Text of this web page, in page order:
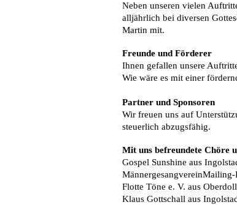
Neben unseren vielen
alljährlich bei diversen
Martin mit.
Freunde und Förderer
Ihnen gefallen unsere
Wie wäre es mit einer
Partner und Sponsoren
Wir freuen uns auf
steuerlich abzugsfähig.
Mit uns befreundete Chöre
Gospel Sunshine aus
Flotte Töne e. V. aus
Klaus Gottschall aus